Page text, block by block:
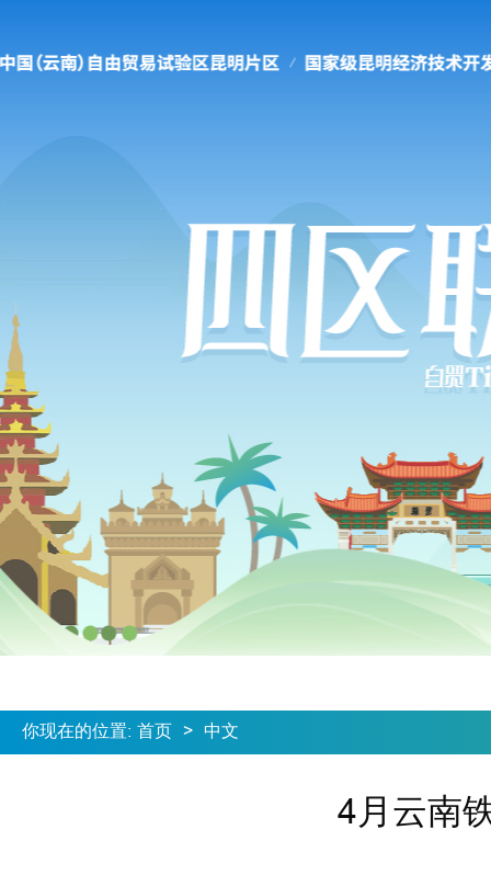
你现在的位置: 首页 > 中文
4月云南